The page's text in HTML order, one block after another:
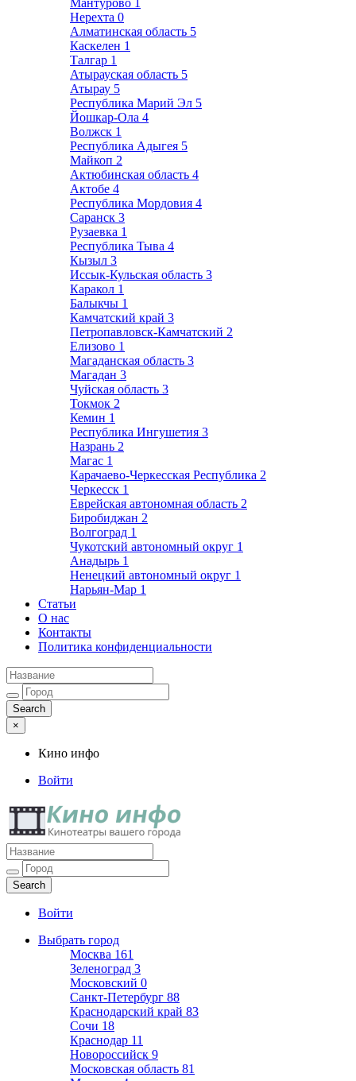
Мантурово 1
Нерехта 0
Алматинская область 5
Каскелен 1
Талгар 1
Атырауская область 5
Атырау 5
Республика Марий Эл 5
Йошкар-Ола 4
Волжск 1
Республика Адыгея 5
Майкоп 2
Актюбинская область 4
Актобе 4
Республика Мордовия 4
Саранск 3
Рузаевка 1
Республика Тыва 4
Кызыл 3
Иссык-Кульская область 3
Каракол 1
Балыкчы 1
Камчатский край 3
Петропавловск-Камчатский 2
Елизово 1
Магаданская область 3
Магадан 3
Чуйская область 3
Токмок 2
Кемин 1
Республика Ингушетия 3
Назрань 2
Магас 1
Карачаево-Черкесская Республика 2
Черкесск 1
Еврейская автономная область 2
Биробиджан 2
Волгоград 1
Чукотский автономный округ 1
Анадырь 1
Ненецкий автономный округ 1
Нарьян-Мар 1
Статьи
О нас
Контакты
Политика конфиденциальности
×
Кино инфо
Войти
Кино инфо
Кинотеатры вашего города
Войти
Выбрать город
Москва 161
Зеленоград 3
Московский 0
Санкт-Петербург 88
Краснодарский край 83
Сочи 18
Краснодар 11
Новороссийск 9
Московская область 81